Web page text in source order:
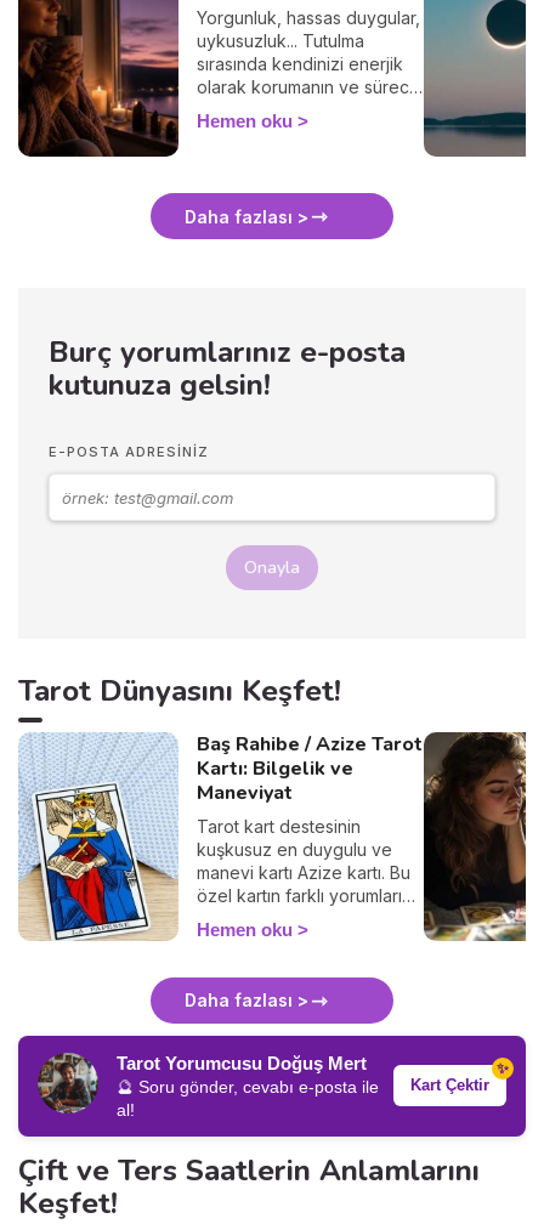
saatiniz ve doğduğunuz yer.
%100 güvenilir bir sonuç
alacağınızdan emin
olabilirsiniz 🙏.
Yorgunluk, hassas duygular,
uykusuzluk... Tutulma
sırasında kendinizi enerjik
olarak korumanın ve süreci
sakin geçirmenin 7 basit
yolunu keşfedin. 🛡️🌒
Hemen oku
Daha fazlası >
Burç yorumlarınız e-posta
kutunuza gelsin!
E-POSTA ADRESINIZ
Onayla
Tarot Dünyasını Keşfet!
Baş Rahibe / Azize Tarot
Kartı: Bilgelik ve
Maneviyat
Tarot kart destesinin
kuşkusuz en duygulu ve
manevi kartı Azize kartı. Bu
özel kartın farklı yorumlarını
keşfetmeye hazır olun.
Hemen oku
Daha fazlası >
Tarot Yorumcusu Doğuş Mert
🔮 Soru gönder, cevabı e-posta ile
al!
Kart Çektir
✨
Çift ve Ters Saatlerin Anlamlarını
Keşfet!